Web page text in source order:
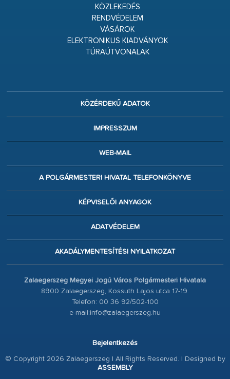
KÖZLEKEDÉS
RENDVÉDELEM
VÁSÁROK
ELEKTRONIKUS KIADVÁNYOK
TÚRAÚTVONALAK
KÖZÉRDEKŰ ADATOK
IMPRESSZUM
WEB-MAIL
A POLGÁRMESTERI HIVATAL TELEFONKÖNYVE
KÉPVISELŐI ANYAGOK
ADATVÉDELEM
AKADÁLYMENTESÍTÉSI NYILATKOZAT
Zalaegerszeg Megyei Jogú Város Polgármesteri Hivatala
8900 Zalaegerszeg, Kossuth Lajos utca 17-19.
Telefon: 00 36 92/502-100
e-mail:info@zalaegerszeg.hu
Bejelentkezés
© Copyright 2026 Zalaegerszeg | All Rights Reserved. | Designed by
ASSEMBLY